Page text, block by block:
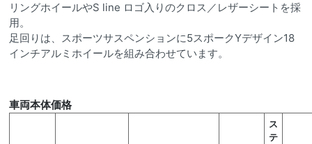
リングホイールやS line ロゴ入りのクロス／レザーシートを採
用。
足回りは、スポーツサスペンションに5スポークYデザイン18
インチアルミホイールを組み合わせています。
車両本体価格
ス
テ